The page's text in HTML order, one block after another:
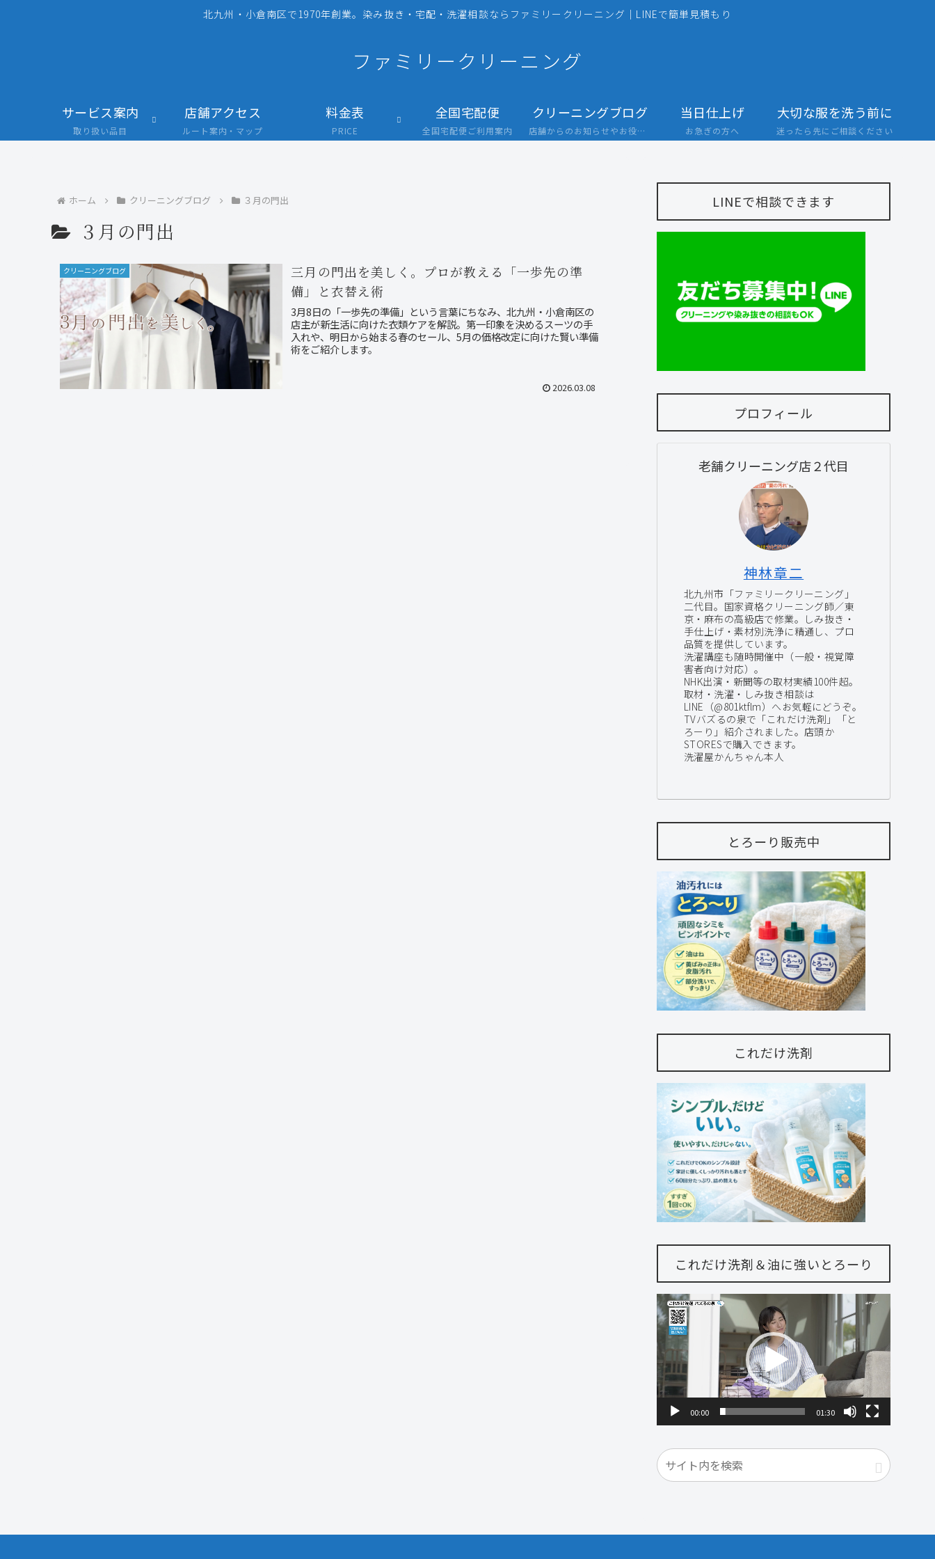
北九州・小倉南区で1970年創業。染み抜き・宅配・洗濯相談ならファミリークリーニング｜LINEで簡単見積もり
ファミリークリーニング
サービス案内
取り扱い品目
店舗アクセス
ルート案内・マップ
料金表
PRICE
全国宅配便
全国宅配便ご利用案内
クリーニングブログ
店舗からのお知らせやお役立ち情報
当日仕上げ
お急ぎの方へ
大切な服を洗う前に
迷ったら先にご相談ください
ホーム クリーニングブログ ３月の門出
３月の門出
クリーニングブログ
三月の門出を美しく。プロが教える「一歩先の準
備」と衣替え術
3月8日の「一歩先の準備」という言葉にちなみ、北九州・小倉南区の
店主が新生活に向けた衣類ケアを解説。第一印象を決めるスーツの手
入れや、明日から始まる春のセール、5月の価格改定に向けた賢い準備
術をご紹介します。
2026.03.08
LINEで相談できます
プロフィール
老舗クリーニング店２代目
神林章二
北九州市「ファミリークリーニング」
二代目。国家資格クリーニング師／東
京・麻布の高級店で修業。しみ抜き・
手仕上げ・素材別洗浄に精通し、プロ
品質を提供しています。
洗濯講座も随時開催中（一般・視覚障
害者向け対応）。
NHK出演・新聞等の取材実績100件超。
取材・洗濯・しみ抜き相談は
LINE（@801ktflm）へお気軽にどうぞ。
TVバズるの泉で「これだけ洗剤」「と
ろーり」紹介されました。店頭か
STORESで購入できます。
洗濯屋かんちゃん本人
とろーり販売中
これだけ洗剤
これだけ洗剤＆油に強いとろーり
動
画
プ
レ
ー
00:00 01:30